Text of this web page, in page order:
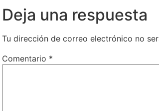
Deja una respuesta
Tu dirección de correo electrónico no
Comentario *